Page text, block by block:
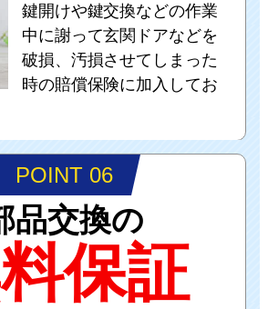
鍵開けや鍵交換などの作業
中に謝って玄関ドアなどを
破損、汚損させてしまった
時の賠償保険に加入してお
POINT 06
品交換の
保証